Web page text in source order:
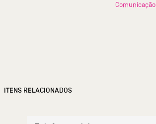
Comunicação
ITENS RELACIONADOS